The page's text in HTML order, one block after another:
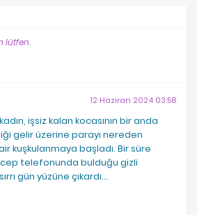
lütfen.
12 Haziran 2024 03:58
işsiz kalan kocasının bir anda
gelir üzerine parayı nereden
kuşkulanmaya başladı. Bir süre
telefonunda bulduğu gizli
gün yüzüne çıkardı...